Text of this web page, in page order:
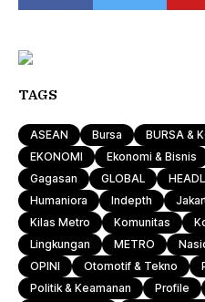
TAGS
ASEAN Bursa BURSA &
EKONOMI
Ekonomi & Bisnis
Gagasan
GLOBAL
Humaniora
Indepth
Kilas Metro
Komunitas
Lingkungan
METRO
OPINI
Otomotif & Tekno
Politik & Keamanan
Profile